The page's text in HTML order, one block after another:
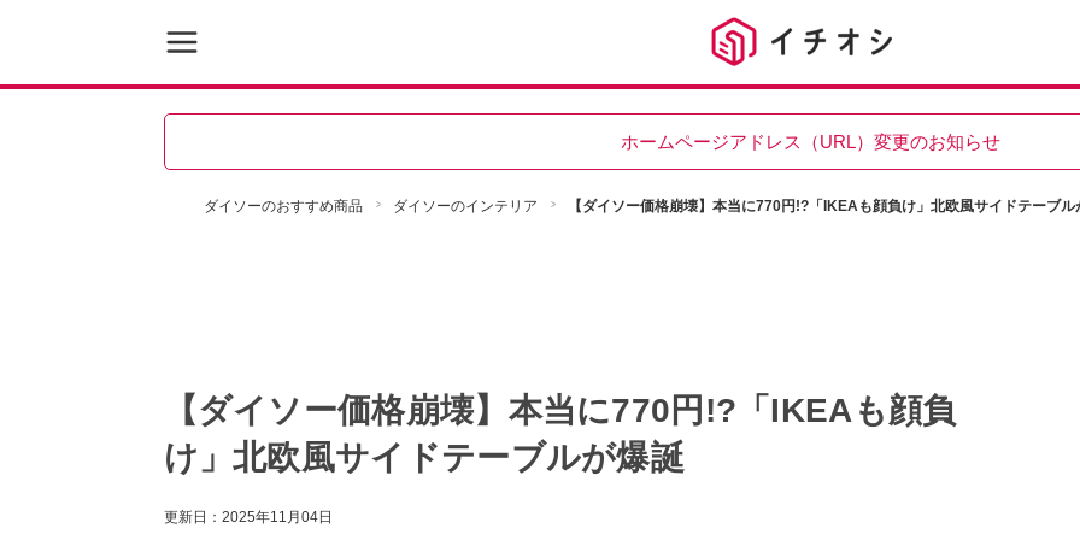
ホームページアドレス（URL）変更のお知らせ
ダイソーのおすすめ商品 ダイソーのインテリア 【ダイソー価格崩壊】本当に770円!?「IKEAも顔負け」北欧風サイドテーブル
【ダイソー価格崩壊】本当に770円!?「IKEAも顔負
け」北欧風サイドテーブルが爆誕
更新日： 2025年11月04日